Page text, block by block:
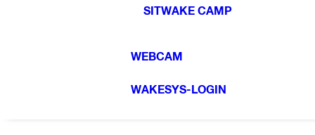
SITWAKE CAMP
WEBCAM
WAKESYS-LOGIN